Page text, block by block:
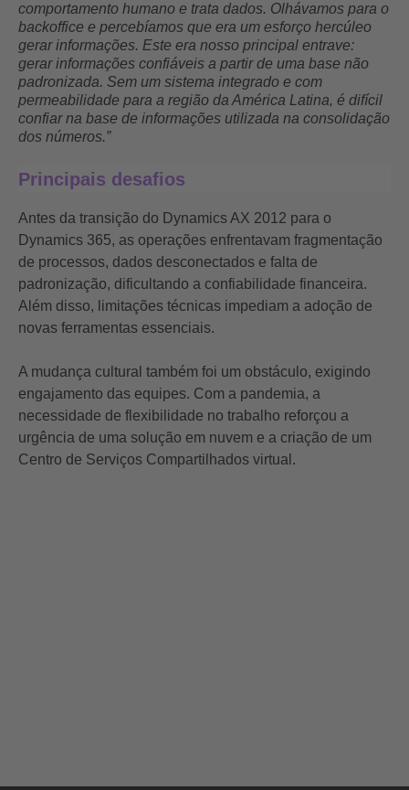
comportamento humano e trata dados. Olhávamos para o
backoffice e percebíamos que era um esforço hercúleo
gerar informações. Este era nosso principal entrave:
gerar informações confiáveis a partir de uma base não
padronizada. Sem um sistema integrado e com
permeabilidade para a região da América Latina, é difícil
confiar na base de informações utilizada na consolidação
dos números.”
Principais desafios
Antes da transição do Dynamics AX 2012 para o
Dynamics 365, as operações enfrentavam fragmentação
de processos, dados desconectados e falta de
padronização, dificultando a confiabilidade financeira.
Além disso, limitações técnicas impediam a adoção de
novas ferramentas essenciais.
A mudança cultural também foi um obstáculo, exigindo
engajamento das equipes. Com a pandemia, a
necessidade de flexibilidade no trabalho reforçou a
urgência de uma solução em nuvem e a criação de um
Centro de Serviços Compartilhados virtual.